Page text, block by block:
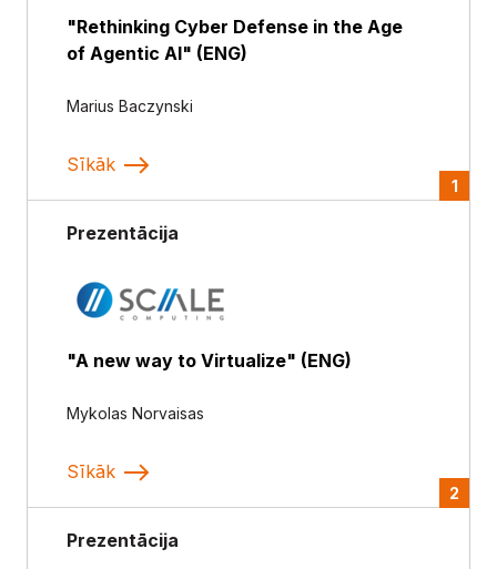
"Rethinking Cyber Defense in the Age
of Agentic AI" (ENG)
Marius Baczynski
Sīkāk
1
Prezentācija
"A new way to Virtualize" (ENG)
Mykolas Norvaisas
Sīkāk
2
Prezentācija